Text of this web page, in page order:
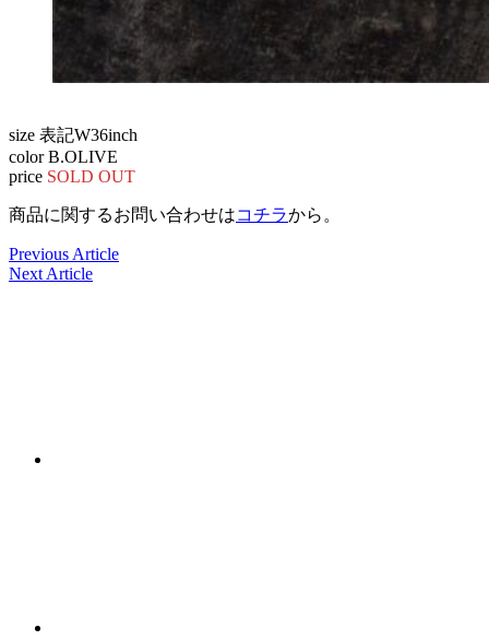
size 表記W36inch
color B.OLIVE
price SOLD OUT
商品に関するお問い合わせはコチラから。
Previous Article
Next Article